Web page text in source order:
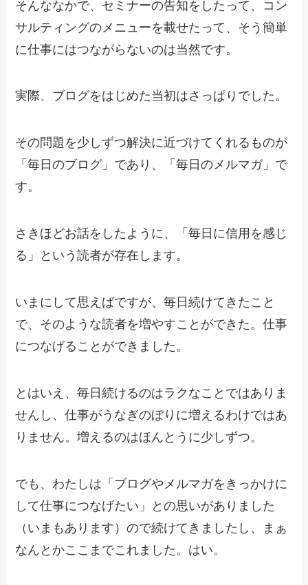
そんななかで、セミナーの告知をしたって、コン
サルティングのメニューを載せたって、そう簡単
に仕事にはつながらないのは当然です。
実際、ブログをはじめた当初はさっぱりでした。
その問題を少しずつ解決に近づけてくれるものが
「毎日のブログ」であり、「毎日のメルマガ」で
す。
さきほどお話をしたように、「毎日に信用を感じ
る」という読者が存在します。
いまにして思えばですが、毎日続けてきたこと
で、そのような読者を増やすことができた。仕事
につなげることができました。
とはいえ、毎日続けるのはラクなことではありま
せんし、仕事がうなぎのぼりに増えるわけではあ
りません。増えるのはほんとうに少しずつ。
でも、わたしは「ブログやメルマガをきっかけに
して仕事につなげたい」との思いがありました
（いまもあります）ので続けてきましたし、まぁ
なんとかここまでこれました。はい。